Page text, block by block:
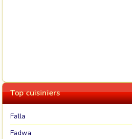
Top cuisiniers
Falla
Fadwa